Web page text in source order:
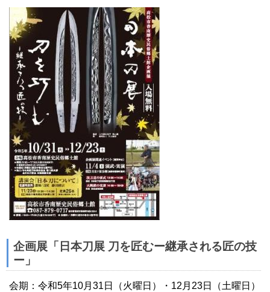
企画展「日本刀展 刀を匠むー継承される匠の技
ー」
会期：令和5年10月31日（火曜日）・12月23日（土曜日）